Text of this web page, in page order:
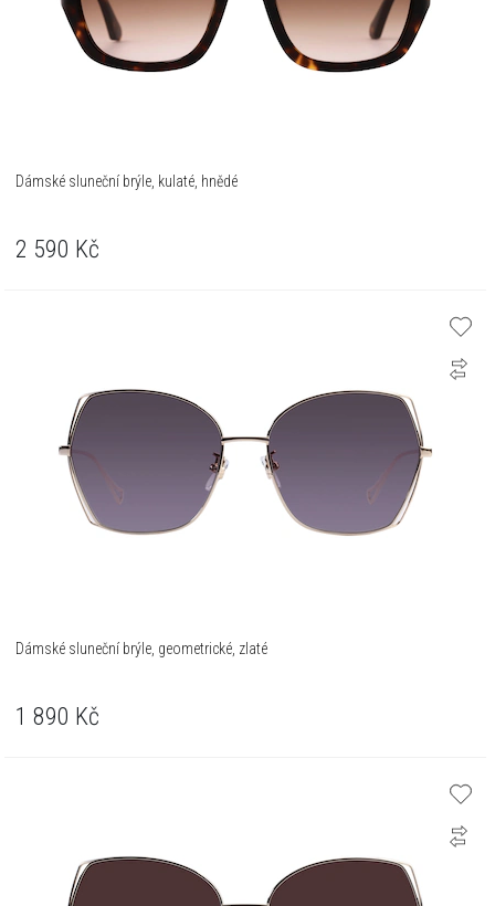
Dámské sluneční brýle, kulaté, hnědé
2 590 Kč
Dámské sluneční brýle, geometrické, zlaté
1 890 Kč